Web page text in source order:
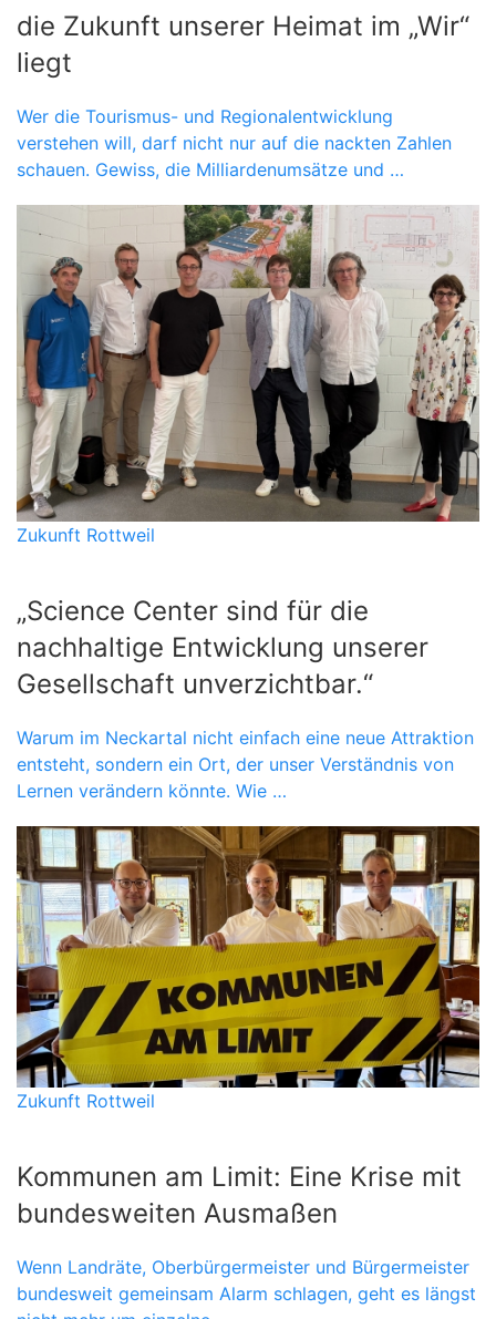
die Zukunft unserer Heimat im „Wir“
liegt
Wer die Tourismus- und Regionalentwicklung
verstehen will, darf nicht nur auf die nackten Zahlen
schauen. Gewiss, die Milliardenumsätze und …
Zukunft Rottweil
„Science Center sind für die
nachhaltige Entwicklung unserer
Gesellschaft unverzichtbar.“
Warum im Neckartal nicht einfach eine neue Attraktion
entsteht, sondern ein Ort, der unser Verständnis von
Lernen verändern könnte. Wie …
Zukunft Rottweil
Kommunen am Limit: Eine Krise mit
bundesweiten Ausmaßen
Wenn Landräte, Oberbürgermeister und Bürgermeister
bundesweit gemeinsam Alarm schlagen, geht es längst